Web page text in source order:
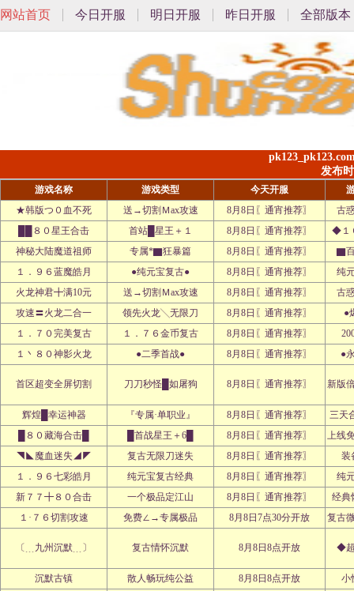
网站首页 今日开服 明日开服 昨日开服 全部版本
发布
游戏名称 游戏类型 今天开服
★韩版つ０血不死
送→切割Ｍax攻速 8月8日〖通宵推荐〗
古
██８０星王合击
首站█星王＋１ 8月8日〖通宵推荐〗
◆１
神秘大陆魔道祖师
专属*▇狂暴篇 8月8日〖通宵推荐〗
▇
１．９６蓝魔皓月
●纯元宝复古● 8月8日〖通宵推荐〗
纯
火龙神君╋满10元
送→切割Ｍax攻速 8月8日〖通宵推荐〗
古
攻速〓火龙二合一
领先火龙╲无限刀 8月8日〖通宵推荐〗
●
１．７０完美复古
１．７６金币复古 8月8日〖通宵推荐〗
１丶８０神影火龙
●二季首战● 8月8日〖通宵推荐〗 ●
首区超变全屏切割 刀刀秒怪█如屠狗 8月8日〖通宵推荐〗 新版
辉煌█幸运神器 『专属·单职业』 8月8日〖通宵推荐〗
三天
█８０藏海合击█
█首战星王＋6█ 8月8日〖通宵推荐〗
上线
◥◣魔血迷失◢◤
复古无限刀迷失 8月8日〖通宵推荐〗
装
１．９６七彩皓月
纯元宝复古经典 8月8日〖通宵推荐〗
纯
新７７╋８０合击
一个极品定江山 8月8日〖通宵推荐〗
经
１·７６切割攻速
免费∠→专属极品 8月8日7点30分开放 复古
〔﹍九州沉默﹍〕 复古情怀沉默 8月8日8点开放 ◆
沉默古镇 散人畅玩纯公益 8月8日8点开放 小